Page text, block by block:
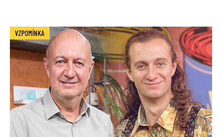
VZPOMÍNKA